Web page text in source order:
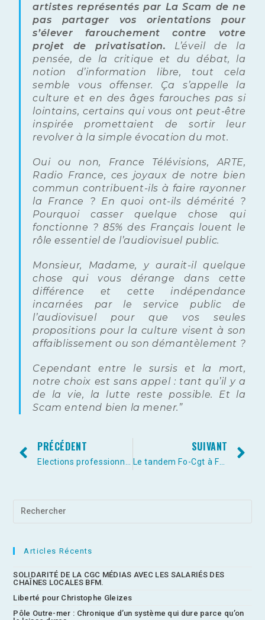
artistes représentés par La Scam de ne
pas partager vos orientations pour
s’élever farouchement contre votre
projet de privatisation. L’éveil de la
pensée, de la critique et du débat, la
notion d’information libre, tout cela
semble vous offenser. Ça s’appelle la
culture et en des âges farouches pas si
lointains, certains qui vous ont peut-être
inspirée promettaient de sortir leur
revolver à la simple évocation du mot.
Oui ou non, France Télévisions, ARTE,
Radio France, ces joyaux de notre bien
commun contribuent-ils à faire rayonner
la France ? En quoi ont-ils démérité ?
Pourquoi casser quelque chose qui
fonctionne ? 85% des Français louent le
rôle essentiel de l’audiovisuel public.
Monsieur, Madame, y aurait-il quelque
chose qui vous dérange dans cette
différence et cette indépendance
incarnées par le service public de
l’audiovisuel pour que vos seules
propositions pour la culture visent à son
affaiblissement ou son démantèlement ?
Cependant entre le sursis et la mort,
notre choix est sans appel : tant qu’il y a
de la vie, la lutte reste possible. Et la
Scam entend bien la mener.”
PRÉCÉDENT SUIVANT
Articles Récents
SOLIDARITÉ DE LA CGC MÉDIAS AVEC LES SALARIÉS DES
CHAÎNES LOCALES BFM.
Liberté pour Christophe Gleizes
Pôle Outre-mer : Chronique d’un système qui dure parce qu’on